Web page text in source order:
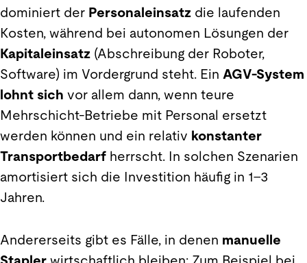
dominiert der Personaleinsatz die laufenden
Kosten, während bei autonomen Lösungen der
Kapitaleinsatz (Abschreibung der Roboter,
Software) im Vordergrund steht. Ein AGV-System
lohnt sich vor allem dann, wenn teure
Mehrschicht-Betriebe mit Personal ersetzt
werden können und ein relativ konstanter
Transportbedarf herrscht. In solchen Szenarien
amortisiert sich die Investition häufig in 1–3
Jahren.
Andererseits gibt es Fälle, in denen manuelle